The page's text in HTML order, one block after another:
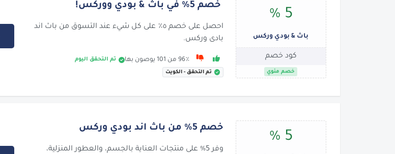
5 %
باث & بودي وركس
كود خصم
خصم مئوي
خصم 5% في باث & بودي ووركس!
احصل على خصم ٥٪ على كل شيء عند التسوق من باث اند
بادى وركس.
96٪ من 101 يوصون بها تم التحقق اليوم
تم التحقق - الكويت
5 %
خصم 5% من باث اند بودي وركس
وفر 5% على منتجات العناية بالجسم، والعطور المنزلية،